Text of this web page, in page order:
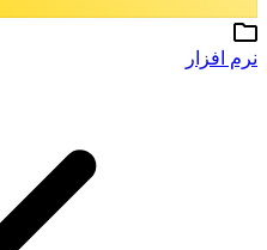
نرم افزار